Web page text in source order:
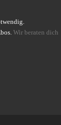
Wir beraten dich